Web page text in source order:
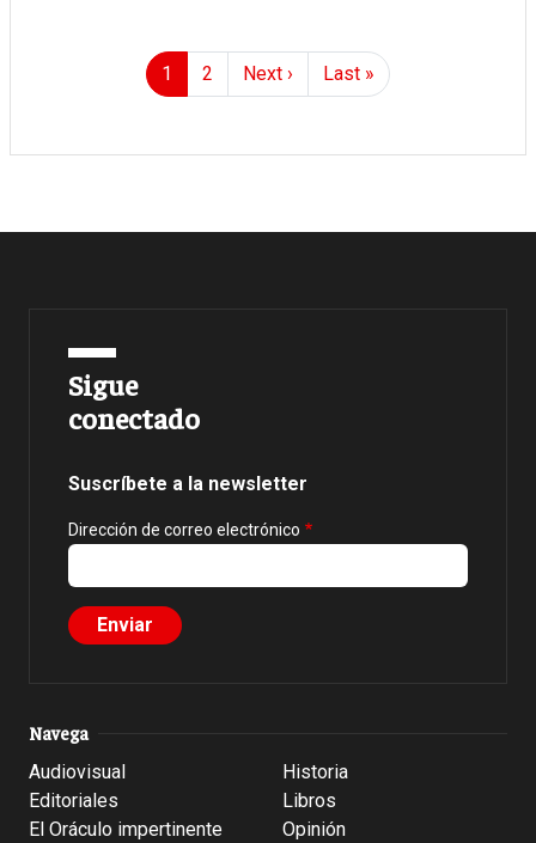
Paginación
Page
1 Page
2 Siguiente página
Next › Última página
Last »
Sigue
conectado
Suscríbete a la newsletter
Dirección de correo electrónico
Navega
Audiovisual
Editoriales
El Oráculo impertinente
Historia
Libros
Opinión